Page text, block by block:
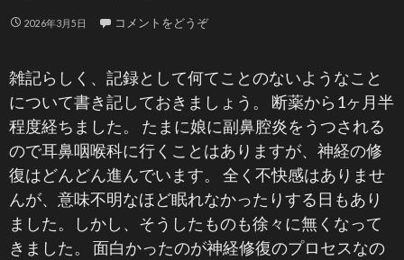
2026年3月5日 コメントをどうぞ
雑記らしく、記録として何てことのないようなこと
について書き記しておきましょう。 断薬から1ヶ月半
程度経ちました。 たまに娘に副鼻腔炎をうつされる
ので耳鼻咽喉科に行くことはありますが、神経の修
復はどんどん進んでいます。 全く不快感はありませ
んが、意味不明なほど眠れなかったりする日もあり
ました。しかし、そうしたものも徐々に無くなって
きました。 面白かったのが神経修復のプロセスなの